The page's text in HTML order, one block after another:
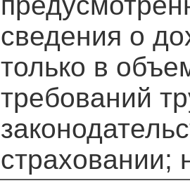
сведения о
только в
требований
страховании;